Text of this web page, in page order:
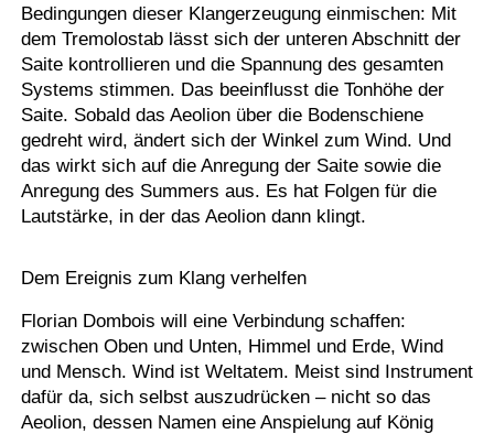
Bedingungen dieser Klangerzeugung einmischen: Mit
dem Tremolostab lässt sich der unteren Abschnitt der
Saite kontrollieren und die Spannung des gesamten
Systems stimmen. Das beeinflusst die Tonhöhe der
Saite. Sobald das Aeolion über die Bodenschiene
gedreht wird, ändert sich der Winkel zum Wind. Und
das wirkt sich auf die Anregung der Saite sowie die
Anregung des Summers aus. Es hat Folgen für die
Lautstärke, in der das Aeolion dann klingt.
Dem Ereignis zum Klang verhelfen
Florian Dombois will eine Verbindung schaffen:
zwischen Oben und Unten, Himmel und Erde, Wind
und Mensch. Wind ist Weltatem. Meist sind Instrument
dafür da, sich selbst auszudrücken – nicht so das
Aeolion, dessen Namen eine Anspielung auf König